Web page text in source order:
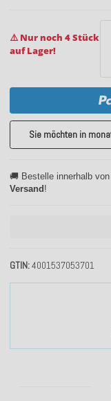
GTIN 4001537053701
⚠️ Nur noch 4 Stück
auf Lager!
Sie möchten in
🚚 Bestelle innerhalb von
Versand !